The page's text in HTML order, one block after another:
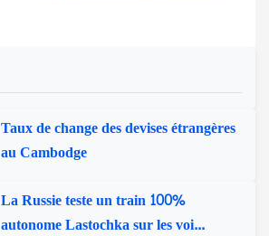
Taux de change des devises étrangères
au Cambodge
La Russie teste un train 100%
autonome Lastochka sur les voi...